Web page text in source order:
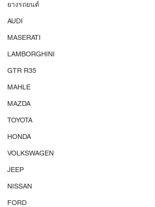
ยางรถยนต์
AUDI
MASERATI
LAMBORGHINI
GTR R35
MAHLE
MAZDA
TOYOTA
HONDA
VOLKSWAGEN
JEEP
NISSAN
FORD